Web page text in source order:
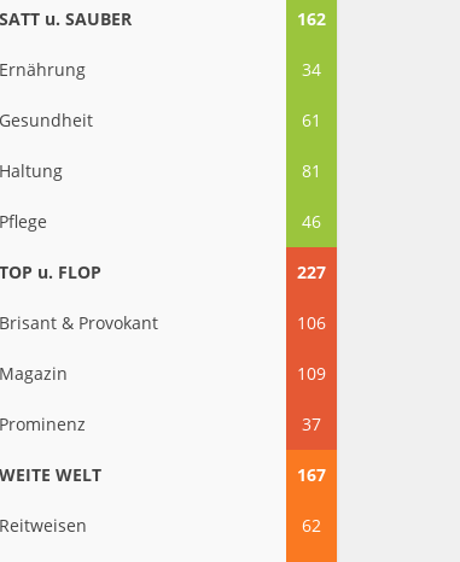
SATT u. SAUBER 162
Ernährung 34
Gesundheit 61
Haltung 81
Pflege 46
TOP u. FLOP 227
Brisant & Provokant 106
Magazin 109
Prominenz 37
WEITE WELT 167
Reitweisen 62